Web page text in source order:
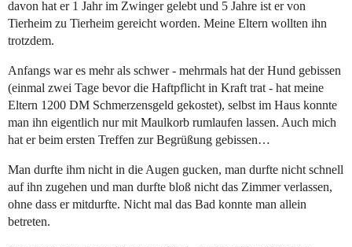
davon hat er 1 Jahr im Zwinger gelebt und 5 Jahre ist er von
Tierheim zu Tierheim gereicht worden. Meine Eltern wollten ihn
trotzdem.
Anfangs war es mehr als schwer - mehrmals hat der Hund gebissen
(einmal zwei Tage bevor die Haftpflicht in Kraft trat - hat meine
Eltern 1200 DM Schmerzensgeld gekostet), selbst im Haus konnte
man ihn eigentlich nur mit Maulkorb rumlaufen lassen. Auch mich
hat er beim ersten Treffen zur Begrüßung gebissen…
Man durfte ihm nicht in die Augen gucken, man durfte nicht schnell
auf ihn zugehen und man durfte bloß nicht das Zimmer verlassen,
ohne dass er mitdurfte. Nicht mal das Bad konnte man allein
betreten.